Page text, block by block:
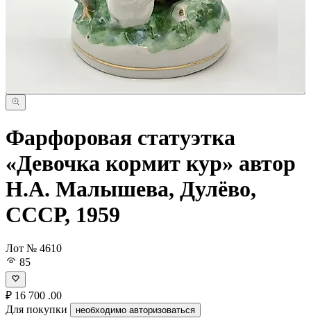
Фарфоровая статуэтка
«Девочка кормит кур» автор
Н.А. Малышева, Дулёво,
СССР, 1959
Лот № 4610
85
₽ 16 700 .00
Для покупки
необходимо авторизоваться